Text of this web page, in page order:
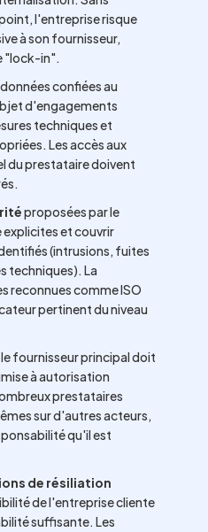
l'entreprise risque
à son fournisseur,
"lock-in".
confiées au
d'engagements
techniques et
Les accès aux
du prestataire doivent
proposées par le
et couvrir
(intrusions, fuites
techniques). La
reconnues comme ISO
pertinent du niveau
fournisseur principal doit
à autorisation
prestataires
sur d'autres acteurs,
qu'il est
de résiliation
de l'entreprise cliente
suffisante. Les